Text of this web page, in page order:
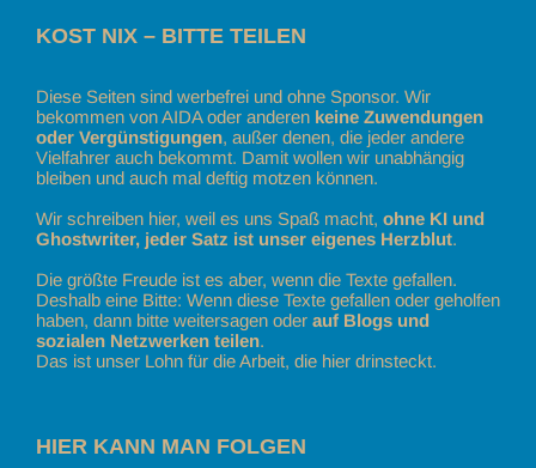
KOST NIX – BITTE TEILEN
Diese Seiten sind werbefrei und ohne Sponsor. Wir
bekommen von AIDA oder anderen keine Zuwendungen
oder Vergünstigungen, außer denen, die jeder andere
Vielfahrer auch bekommt. Damit wollen wir unabhängig
bleiben und auch mal deftig motzen können.
Wir schreiben hier, weil es uns Spaß macht, ohne KI und
Ghostwriter, jeder Satz ist unser eigenes Herzblut.
Die größte Freude ist es aber, wenn die Texte gefallen.
Deshalb eine Bitte: Wenn diese Texte gefallen oder geholfen
haben, dann bitte weitersagen oder auf Blogs und
sozialen Netzwerken teilen.
Das ist unser Lohn für die Arbeit, die hier drinsteckt.
HIER KANN MAN FOLGEN